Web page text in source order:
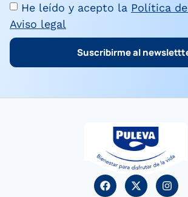
He leído y acepto la Política
Aviso legal
Suscribirme al